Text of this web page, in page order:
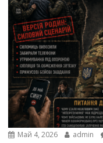
Май 4, 2026 admin